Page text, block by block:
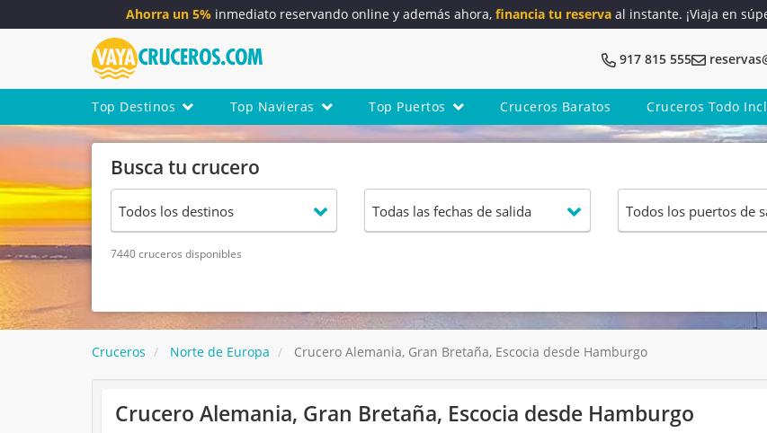
Ahorra un 5% inmediato reservando online y además ahora, financia tu reserva al instante. ¡Viaja en
917 815 555
Top Destinos Top Navieras Top Puertos Cruceros Baratos Cruceros Todo
Busca tu crucero
7440 cruceros disponibles
Cruceros Norte de Europa Crucero Alemania, Gran Bretaña, Escocia desde Hamburgo
Crucero Alemania, Gran Bretaña, Escocia desde Hamburgo